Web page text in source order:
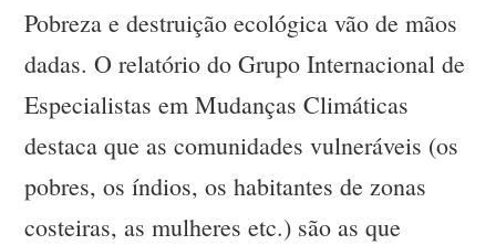
Pobreza e destruição ecológica vão de mãos
dadas. O relatório do Grupo Internacional de
Especialistas em Mudanças Climáticas
destaca que as comunidades vulneráveis (os
pobres, os índios, os habitantes de zonas
costeiras, as mulheres etc.) são as que